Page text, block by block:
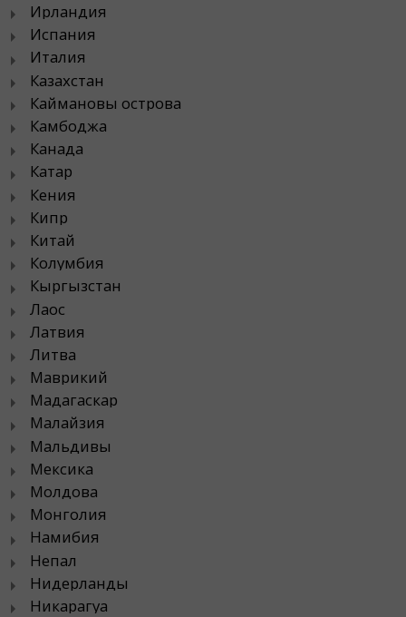
Ирландия
Испания
Италия
Казахстан
Каймановы острова
Камбоджа
Канада
Катар
Кения
Кипр
Китай
Колумбия
Кыргызстан
Лаос
Латвия
Литва
Маврикий
Мадагаскар
Малайзия
Мальдивы
Мексика
Молдова
Монголия
Намибия
Непал
Нидерланды
Никарагуа